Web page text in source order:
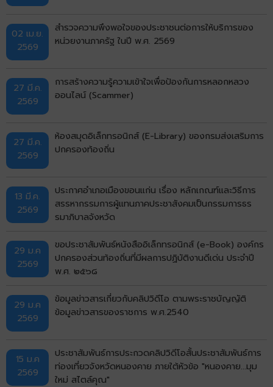
02 เม.ย.
2569
สำรวจความพึงพอใจของประชาชนต่อการให้บริการของ
หน่วยงานภาครัฐ ในปี พ.ศ. 2569
27 มี.ค.
2569
การสร้างความรู้ความเข้าใจเพื่อป้องกันการหลอกหลวง
ออนไลน์ (Scammer)
27 มี.ค.
2569
ห้องสมุดอิเล็กทรอนิกส์ (E-Library) ของกรมส่งเสริมการ
ปกครองท้องถิ่น
13 มี.ค.
2569
ประกาศอำเภอเมืองขอนแก่น เรื่อง หลักเกณฑ์และวิธีการ
สรรหากรรมการผู้แทนภาคประชาสังคมเป็นกรรมการธร
รมาภิบาลจังหวัด
29 ม.ค
2569
ขอประชาสัมพันธ์หนังสืออิเล็กทรอนิกส์ (e-Book) องค์กร
ปกครองส่วนท้องถิ่นที่มีผลการปฏิบัติงานดีเด่น ประจำปี
พ.ศ. ๒๕๖๘
29 ม.ค
2569
ข้อมูลข่าวสารเกี่ยวกับคลิปวิดีโอ ตามพระราชบัญญัติ
ข้อมูลข่าวสารของราชการ พ.ศ.2540
15 ม.ค
2569
ประชาสัมพันธ์การประกวดคลิปวิดีโอสั้นประชาสัมพันธ์การ
ท่องเที่ยวจังหวัดหนองคาย ภายใต้หัวข้อ "หนองคาย...มุม
ใหม่ สไตล์คุณ"